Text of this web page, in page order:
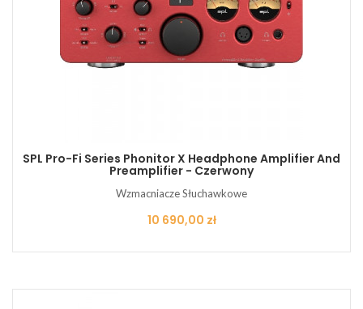
SPL Pro-Fi Series Phonitor X Headphone Amplifier And
Preamplifier - Czerwony
Wzmacniacze Słuchawkowe
Cena
10 690,00 zł